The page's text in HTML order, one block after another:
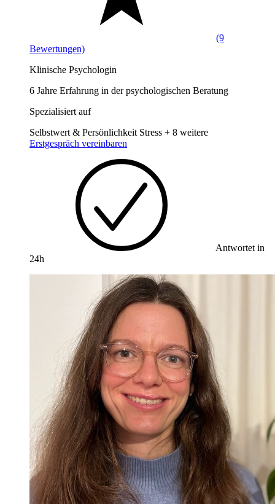
(9
Bewertungen)
Klinische Psychologin
6 Jahre Erfahrung in der psychologischen Beratung
Spezialisiert auf
Selbstwert & Persönlichkeit Stress + 8 weitere
Erstgespräch vereinbaren
Antwortet in
24h